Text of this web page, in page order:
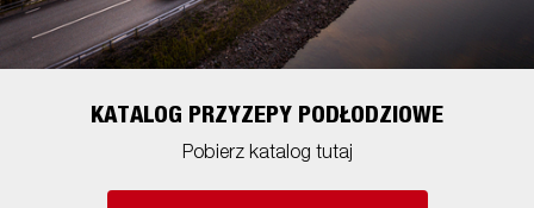
KATALOG PRZYZEPY PODŁODZIOWE
Pobierz katalog tutaj